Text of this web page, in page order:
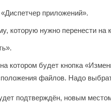
приложений».
которую нужно перенести на
котором будет кнопка
файлов. Надо
подтверждён, новым